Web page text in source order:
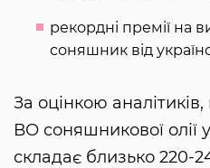
рекордні премії на
соняшник від
За оцінкою
ВО соняшникової олії
складає близько 220-